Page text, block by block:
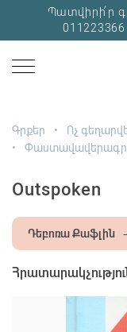
Պատվիրի՛ր
011223366
Գրքեր Ոչ
Outspoken
Դեբոռա Քաֆլին